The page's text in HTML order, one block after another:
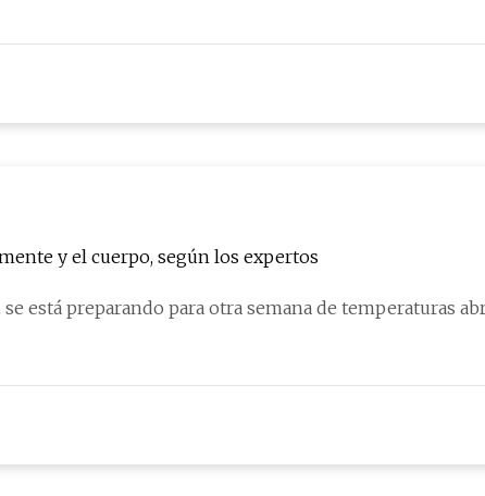
y el cuerpo, según los expertos
está preparando para otra semana de temperaturas